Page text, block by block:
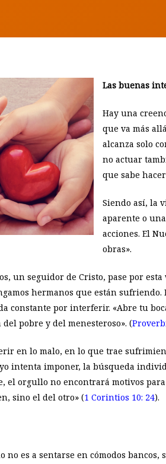
Las buenas
Hay una
que va más
alcanza solo
no actuar
que sabe
Siendo así, la
aparente o
acciones. El
obras».
un seguidor de Cristo, pase por
hermanos que están
constante por interferir. «Abre tu
pobre y del menesteroso». (
en lo malo, en lo que trae
intenta imponer, la búsqueda
el orgullo no encontrará motivos
sino el del otro» (1 Corintios 10: 24).
no es a sentarse en cómodos